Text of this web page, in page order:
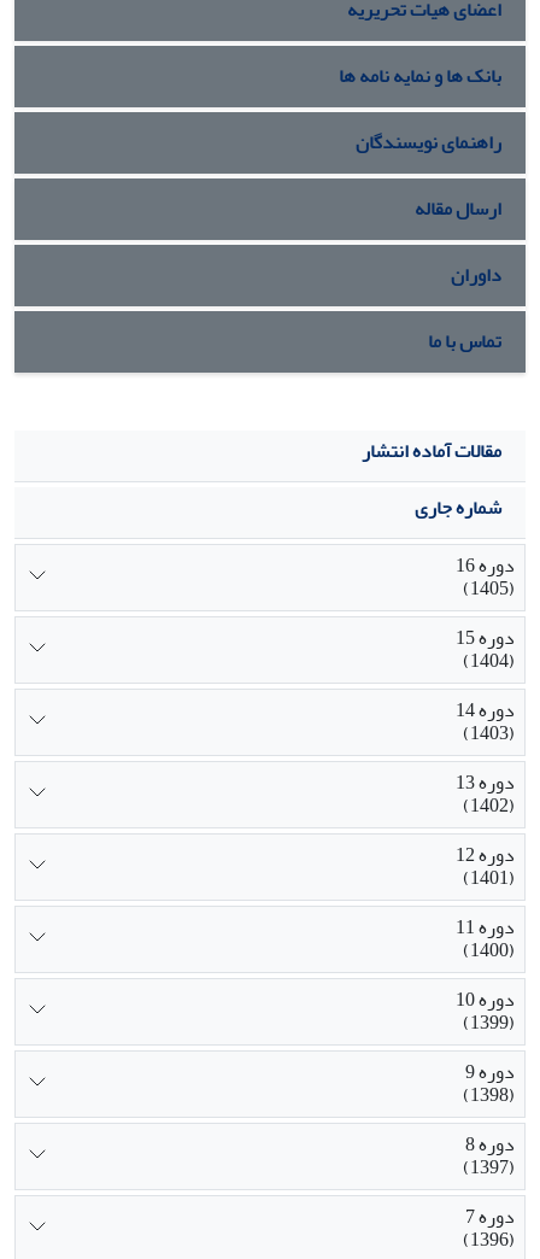
اعضای هیات تحریریه
بانک ها و نمایه نامه ها
راهنمای نویسندگان
ارسال مقاله
داوران
تماس با ما
مقالات آماده انتشار
شماره جاری
دوره 16
(1405)
دوره 15
(1404)
دوره 14
(1403)
دوره 13
(1402)
دوره 12
(1401)
دوره 11
(1400)
دوره 10
(1399)
دوره 9
(1398)
دوره 8
(1397)
دوره 7
(1396)